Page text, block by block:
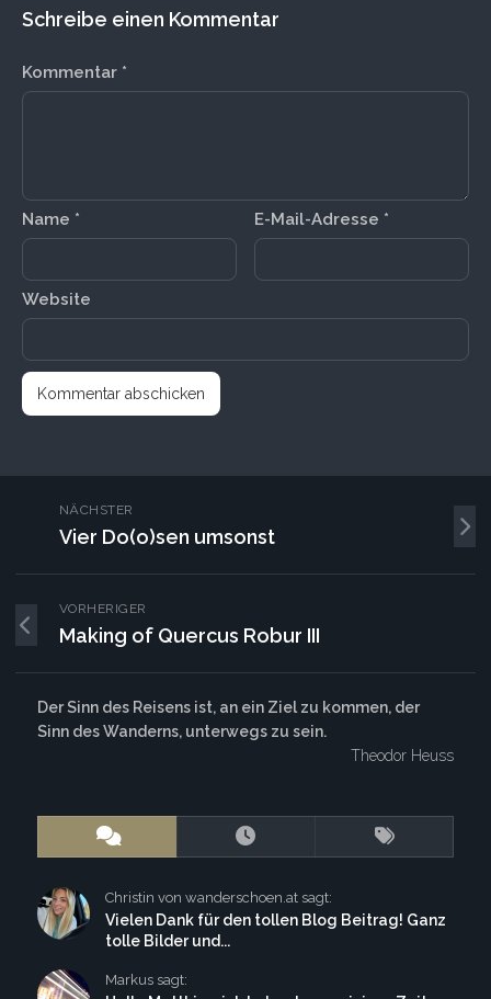
Schreibe einen Kommentar
Kommentar *
Name * E-Mail-Adresse *
Website
NÄCHSTER
Vier Do(o)sen umsonst
VORHERIGER
Making of Quercus Robur III
Der Sinn des Reisens ist, an ein Ziel zu kommen, der
Sinn des Wanderns, unterwegs zu sein.
Theodor Heuss
Christin von wanderschoen.at sagt:
Vielen Dank für den tollen Blog Beitrag! Ganz
tolle Bilder und...
Markus sagt: